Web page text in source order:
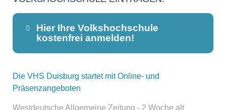
Hier Ihre Volkshochschule
kostenfrei anmelden!
Dieser Teil dient lediglich zur
Kontaktaufnahme und ist nicht
Die VHS Duisburg startet mit Online- und
Präsenzangeboten
Westdeutsche Allgemeine Zeitung - 2 Woche alt